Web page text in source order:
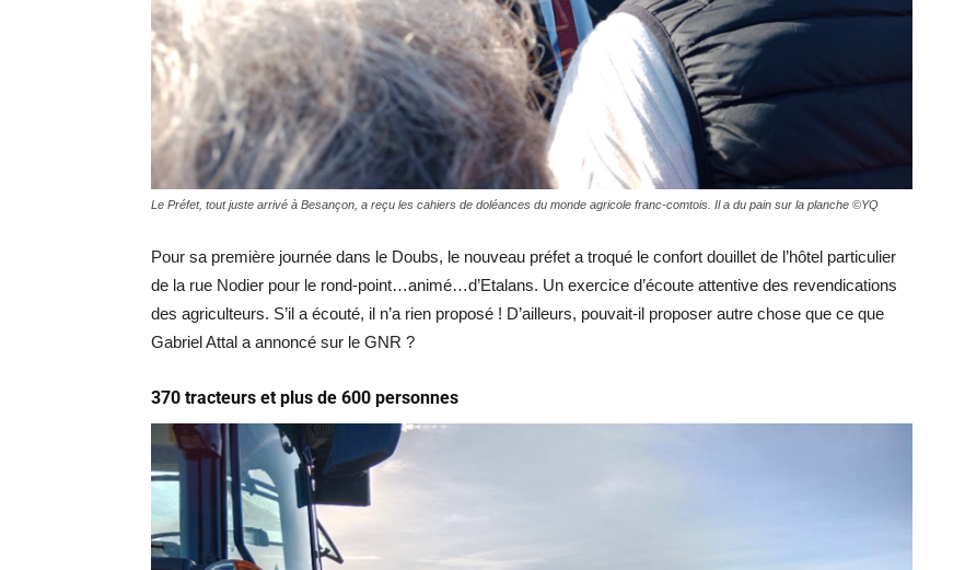
Le Préfet, tout juste arrivé à Besançon, a reçu les cahiers de doléances du monde agricole franc-comtois. Il a du pain sur la planche ©YQ
Pour sa première journée dans le Doubs, le nouveau préfet a troqué le confort douillet de l’hôtel particulier
de la rue Nodier pour le rond-point…animé…d’Etalans. Un exercice d’écoute attentive des revendications
des agriculteurs. S’il a écouté, il n’a rien proposé ! D’ailleurs, pouvait-il proposer autre chose que ce que
Gabriel Attal a annoncé sur le GNR ?
370 tracteurs et plus de 600 personnes